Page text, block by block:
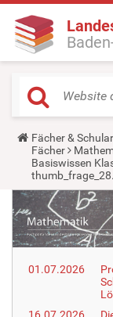
Y
o
u
a
r
e
h
e
r
e
Fächer &
Fächer
Basiswissen
01.07.2026